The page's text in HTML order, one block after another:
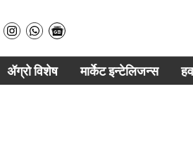
ॲग्रो विशेष मार्केट इन्टेलिजन्स